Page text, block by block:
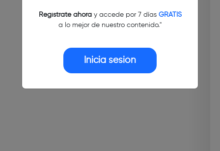
Regístrate ahoray accede por 7 días GRATIS
a lo mejor de nuestro contenido."
Inicia sesión